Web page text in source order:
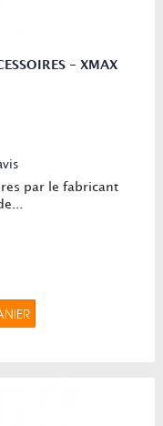
- XMAX
par le fabricant